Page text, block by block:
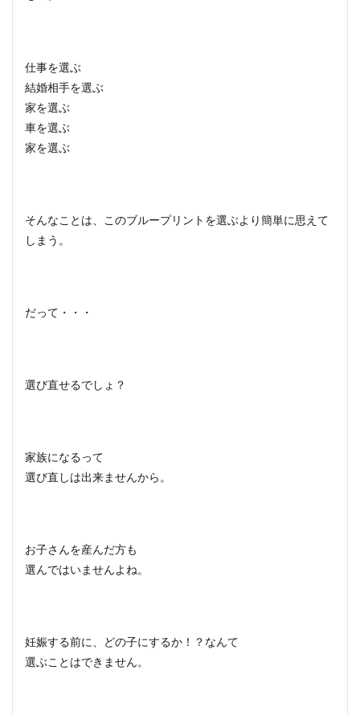
仕事を選ぶ
結婚相手を選ぶ
家を選ぶ
車を選ぶ
家を選ぶ
そんなことは、このブループリントを選ぶより簡単に思えて
しまう。
だって・・・
選び直せるでしょ？
家族になるって
選び直しは出来ませんから。
お子さんを産んだ方も
選んではいませんよね。
妊娠する前に、どの子にするか！？なんて
選ぶことはできません。